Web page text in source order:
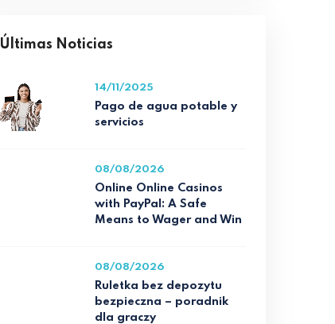
Últimas Noticias
14/11/2025
Pago de agua potable y
servicios
08/08/2026
Online Online Casinos
with PayPal: A Safe
Means to Wager and Win
08/08/2026
Ruletka bez depozytu
bezpieczna – poradnik
dla graczy